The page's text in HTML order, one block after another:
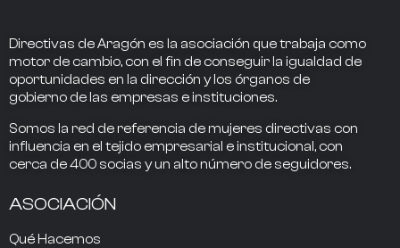
Directivas de Aragón es la asociación que trabaja como
motor de cambio, con el fin de conseguir la igualdad de
oportunidades en la dirección y los órganos de
gobierno de las empresas e instituciones.
Somos la red de referencia de mujeres directivas con
influencia en el tejido empresarial e institucional, con
cerca de400 socias y un alto número de seguidores.
ASOCIACIÓN
Qué Hacemos